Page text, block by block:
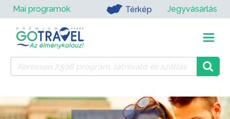
Mai programok Térkép Jegyvásárlás